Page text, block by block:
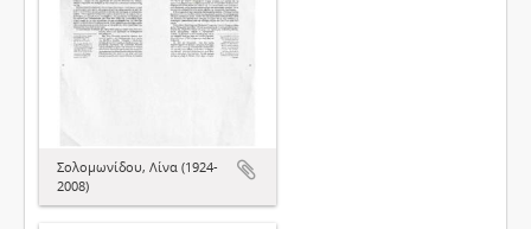
Σολομωνίδου, Λίνα (1924-
2008)